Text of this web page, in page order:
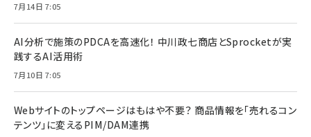
7月14日 7:05
AI分析で施策のPDCAを高速化！ 中川政七商店とSprocketが実
践するAI活用術
7月10日 7:05
Webサイトのトップページはもはや不要？ 商品情報を「売れるコン
テンツ」に変えるPIM/DAM連携